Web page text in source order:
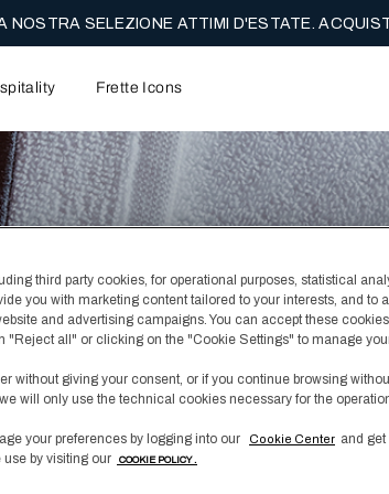
NOSTRA SELEZIONE ATTIMI D'ESTATE.
Frette Icons
third party cookies, for operational purposes, statistical
you with marketing content tailored to your interests, and to
and advertising campaigns. You can accept these
"Reject all" or clicking on the "Cookie Settings" to manage
without giving your consent, or if you continue browsing
will only use the technical cookies necessary for the
your preferences by logging into our Cookie Center and
by visiting our
COOKIE POLICY .